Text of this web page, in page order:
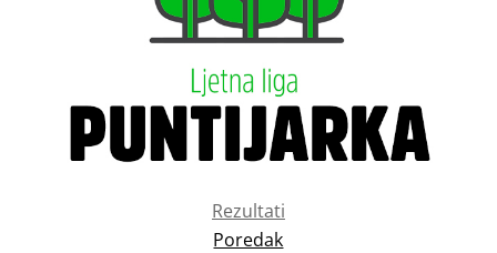
Rezultati
Poredak